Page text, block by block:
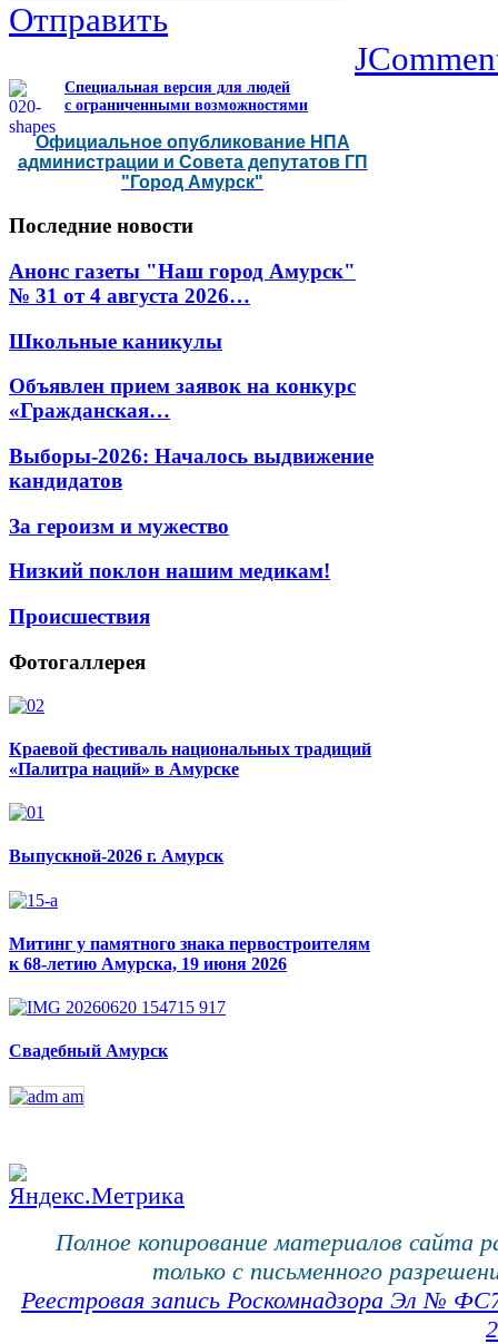
Отправить
Специальная версия для людей
с ограниченными возможностями
Официальное опубликование НПА
администрации и Совета депутатов ГП
"Город Амурск"
Последние новости
Анонс газеты "Наш город Амурск"
№ 31 от 4 августа 2026…
Школьные каникулы
Объявлен прием заявок на конкурс
«Гражданская…
Выборы-2026: Началось выдвижение
кандидатов
За героизм и мужество
Низкий поклон нашим медикам!
Происшествия
Фотогаллерея
Краевой фестиваль национальных традиций
«Палитра наций» в Амурске
Выпускной-2026 г. Амурск
Митинг у памятного знака первостроителям
к 68-летию Амурска, 19 июня 2026
Свадебный Амурск
Полное копирование материалов сайта
только с письменного
Реестровая запись Роскомнадзора Эл №